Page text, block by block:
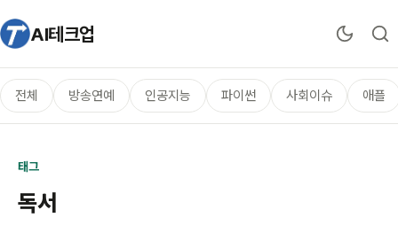
AI테크업
전체 방송연예 인공지능 파이썬 사회이슈 애플
태그
독서